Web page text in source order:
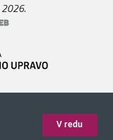
V redu
2026.